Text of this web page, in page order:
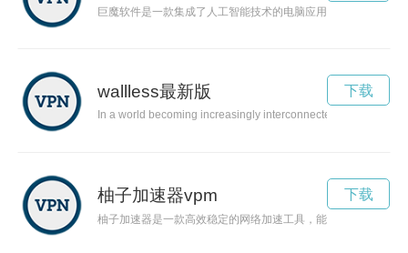
巨魔软件是一款集成了人工智能技术的电脑应用程序，可以为
wallless最新版
In a world becoming increasingly interconnected, the
下载
柚子加速器vpm
柚子加速器是一款高效稳定的网络加速工具，能够提升网络连
下载